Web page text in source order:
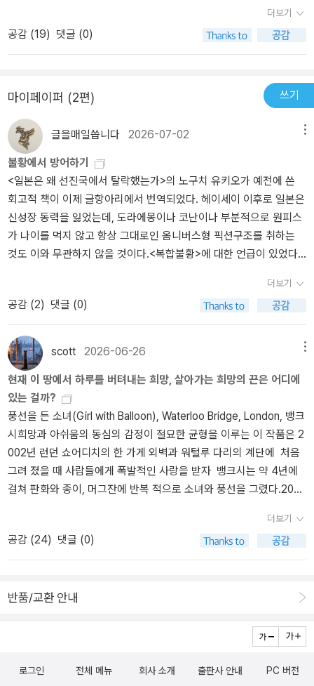
일 및 유럽 정상과의 외교, 호르무즈 해협 봉쇄, 믿고 있던 여당의 통
수치기 등 여러 난국 속에 언제 이런 걸 준비했는지 대단했다. 대통령
은 말미에 두 대기업 총수에 매우 공손히 인사를 했다. 총수들 역시 그
하는 실용적 정치인에 적지않게 감동한 모습이다. 지금은 마치 구한
말 같다. 당시 산업화를 기반으로 제국주의로 넘어가는 시대였다. 지
금은 AI 혁명으로 인해 산업체제가 완전히 뒤바뀌고 기존의 정치체지
인 민주주의와 사회주의 양자 모두 그 효용성을 의심받고 있으며 기
후위기로 세계가 위기에 빠졌으며 세계화가 무너져 각자 도생으로 서
로 긴장하며 살아가야하는 시대다. 구한말 당시 한국은 망국의 조짐
으로 생존의 기회를 잡을 역량이 전혀 없었다. 하지만 지금은 다르다.
우리는 제조업 최강국이자. 디지털 산업의 핵심 부품을 만드는 유일
한 나라다. 거기에 민주주의도 장착했다. 그렇기에 구한말 처럼 기회
를 놓치지 않을 뿐더러 단지 흐름을 따라 가는게 아니라 오늘 발표회
처럼 세계를 선도할 수도 있다. 꼭 미중의 따라기 노릇을 할 필요가 없
집중되었다. 한국의 망국적 상황인 지방 미개발을 타개하는 두 마리
서 유일하게 수도권에 인구 절반이 몰려 산다. 그 부작용은 최악의 출
산율과 최악의 부동산 집값, 그것이 부르는 과도한 경쟁, 그것이 또 경
쟁교육으로 이어져 아이들의 창의성과 인성을 말살하고 있다. 호남,
충청, 경상에 투입되는 모든 개발은 이를 상당 부분 해소할 수 있을지
도 모른다. 이젠 서울 강남에서 성형외과 의사하는게 워너비 삶이 아
니라 해남에서 첨단 반도체나 피지컬 AI기업에서 근무하는게 근미래
의 워너비 삶일 수 있다. 제발 그런 날이 오기를 바란다. 지금의 여권
의 싸움은 점입가경이다. 세계의 상황이 이럴진데 작은 이념을 가지
고 서로 치고 받는다. 이러다 분당이라도 하지 않을까 걱정이다. 가까
운 근 미래에 지금의 잡음이 나라를 망치고 뒤로 가게 만든다면 지금
의 세계적 흐름에 편승하지 않은 세력은 큰 심판을 받을 것이다. 구한
말 위정척사 취급을 받을지도 모르겠다. 나도 그들에 강하게 동조하
논쟁까지 나아갔는데 마치 조선시대 고리타분한 성리학자들을 보는
한말 한국의 지도층은 위정척사, 개화파, 황제파, 그리고 완전히 따로
향으로 갔어야 했는지 매우 잘 알고 있다. 하지만 당시 각 지도층들은
더보기
공감 (19) 댓글 (0)
마이페이퍼 (2편) 쓰기
글을매일씁니다 2026-07-02
불황에서 방어하기
<일본은 왜 선진국에서 탈락했는가>의 노구치 유키오가 예전에 쓴
회고적 책이 이제 글항아리에서 번역되었다. 헤이세이 이후로 일본은
신성장 동력을 잃었는데, 도라에몽이나 코난이나 부분적으로 원피스
가 나이를 먹지 않고 항상 그대로인 옴니버스형 픽션구조를 취하는
것도 이와 무관하지 않을 것이다.<복합불황>에 대한 언급이 있었다.
부동산투자 같은 문제가 반도체 주식시장에서도 발생하리라 생각한
다우리나라는 대만처럼 부의 양극화를 가되, 대만처럼 TSMC 몰빵이
아니라 여러 섹터에 분산될 것 같다. 하나가 뜨면 아주 빠르게 폭등하
고 지속되지 않아 일본과는 다르다일본은 엔저+디플레를 택해 기업
을 부유하게 살리고, 전국민이 서서히 가난해지는 길을 갔다. 음식가
격 등 서민 물가는 묶어놓았다. 그나마 1억 인구로 인한 내수+미국이
플라자합의로 견제할 정도로 규모가 큰 금융시장+무엇보다 장기간
버블로 인한 부의 축적이 있었으나, 우리는 부의 축적이 단기적이라
같은 길을 갈 수 없다. 네카팡-부동산-코인-반도체, 그 다음은 조선,
그리고 바이오+헬스케어 정도로 버블심리가 이행하게지양극화된 K
그래프에서는 재정정책이 딜레마라는 오건영의 <부의 갈림길>그리
고 보수적 제도주의자 신현송의 환율 잡기 위한 고금리 정책 실행바
극화의 길은 피할 수 없다.반도체 투 톱에 연기금과 외국인자금이 들
어 온 유동성이 삼전닉스로서는 신규투자 자금을 마련. 그러나 주식
원들을 통해 풀린 자금은 마용성+강남+출퇴근입지 등 하반기는 부동
기채권보다 방어자산으로 유용. 2-50% 폭락장에 과거의 s&p500처
더보기
공감 (2) 댓글 (0)
scott 2026-06-26
현재 이 땅에서 하루를 버텨내는 희망, 살아가는 희망의 끈은 어디에
있는 걸까?
풍선을 든 소녀(Girl with Balloon), Waterloo Bridge, London, 뱅크
시희망과 아쉬움의 동심의 감정이 절묘한 균형을 이루는 이 작품은 2
002년 런던 쇼어디치의 한 가게 외벽과 워털루 다리의 계단에 처음
그려 졌을 때 사람들에게 폭발적인 사랑을 받자 뱅크시는 약 4년에
걸쳐 판화와 종이, 머그잔에 반복 적으로 소녀와 풍선을 그렸다.2018
마자 경매 시작 단 몇 분만에 100파운드 가격을 살짝 넘기면서 기록
적인 경매로 종료 되었고 낙찰봉이 내려치자마자 액자 속의 그림이
스르륵 내려가면서 파쇄 되기 시작했다. 100만파운드로 낙찰 받은
떨어졌다.다음날 뱅크시는 자신의 인스타에 이런 문장을 적었다.간
작품을 100만 파운드에 경매 받은 사람에게 현장에서 즉시 새로운
이라는 인증을 받아서 새로운 이름이 붙었다.<쓰레기 통 속의 사랑>
더보기
공감 (24) 댓글 (0)
반품/교환 안내
로그인 전체 메뉴 회사 소개 출판사 안내 PC 버전